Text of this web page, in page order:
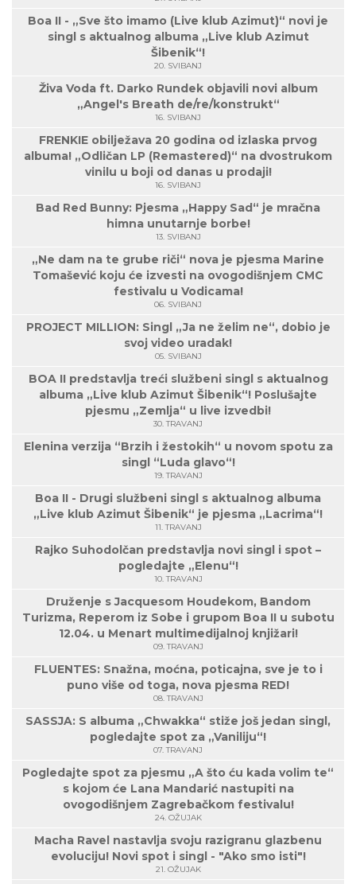
Boa II - „Sve što imamo (Live klub Azimut)“ novi je
singl s aktualnog albuma „Live klub Azimut
Šibenik“!
20. SVIBANJ
Živa Voda ft. Darko Rundek objavili novi album
„Angel's Breath de/re/konstrukt“
16. SVIBANJ
FRENKIE obilježava 20 godina od izlaska prvog
albuma! „Odličan LP (Remastered)“ na dvostrukom
vinilu u boji od danas u prodaji!
16. SVIBANJ
Bad Red Bunny: Pjesma „Happy Sad“ je mračna
himna unutarnje borbe!
13. SVIBANJ
„Ne dam na te grube riči“ nova je pjesma Marine
Tomašević koju će izvesti na ovogodišnjem CMC
festivalu u Vodicama!
06. SVIBANJ
PROJECT MILLION: Singl „Ja ne želim ne“, dobio je
svoj video uradak!
05. SVIBANJ
BOA II predstavlja treći službeni singl s aktualnog
albuma „Live klub Azimut Šibenik“! Poslušajte
pjesmu „Zemlja“ u live izvedbi!
30. TRAVANJ
Elenina verzija “Brzih i žestokih“ u novom spotu za
singl “Luda glavo“!
19. TRAVANJ
Boa II - Drugi službeni singl s aktualnog albuma
„Live klub Azimut Šibenik“ je pjesma „Lacrima“!
11. TRAVANJ
Rajko Suhodolčan predstavlja novi singl i spot –
pogledajte „Elenu“!
10. TRAVANJ
Druženje s Jacquesom Houdekom, Bandom
Turizma, Reperom iz Sobe i grupom Boa II u subotu
12.04. u Menart multimedijalnoj knjižari!
09. TRAVANJ
FLUENTES: Snažna, moćna, poticajna, sve je to i
puno više od toga, nova pjesma RED!
08. TRAVANJ
SASSJA: S albuma „Chwakka“ stiže još jedan singl,
pogledajte spot za „Vaniliju“!
07. TRAVANJ
Pogledajte spot za pjesmu „A što ću kada volim te“
s kojom će Lana Mandarić nastupiti na
ovogodišnjem Zagrebačkom festivalu!
24. OŽUJAK
Macha Ravel nastavlja svoju razigranu glazbenu
evoluciju! Novi spot i singl - "Ako smo isti"!
21. OŽUJAK